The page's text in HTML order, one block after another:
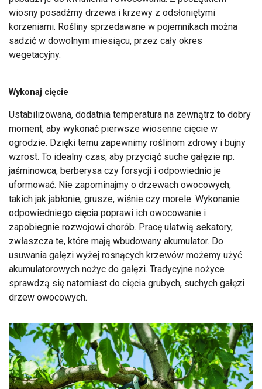
wiosny posadźmy drzewa i krzewy z odsłoniętymi
korzeniami. Rośliny sprzedawane w pojemnikach można
sadzić w dowolnym miesiącu, przez cały okres
wegetacyjny.
Wykonaj cięcie
Ustabilizowana, dodatnia temperatura na zewnątrz to dobry
moment, aby wykonać pierwsze wiosenne cięcie w
ogrodzie. Dzięki temu zapewnimy roślinom zdrowy i bujny
wzrost. To idealny czas, aby przyciąć suche gałęzie np.
jaśminowca, berberysa czy forsycji i odpowiednio je
uformować. Nie zapominajmy o drzewach owocowych,
takich jak jabłonie, grusze, wiśnie czy morele. Wykonanie
odpowiedniego cięcia poprawi ich owocowanie i
zapobiegnie rozwojowi chorób. Pracę ułatwią sekatory,
zwłaszcza te, które mają wbudowany akumulator. Do
usuwania gałęzi wyżej rosnących krzewów możemy użyć
akumulatorowych nożyc do gałęzi. Tradycyjne nożyce
sprawdzą się natomiast do cięcia grubych, suchych gałęzi
drzew owocowych.